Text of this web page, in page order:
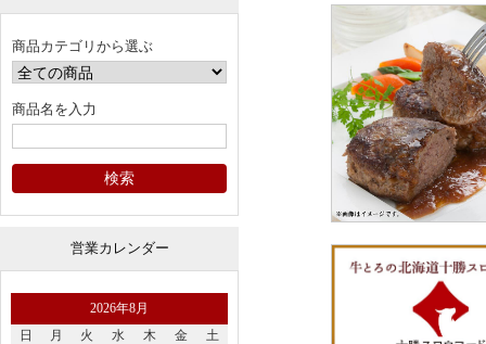
商品カテゴリから選ぶ
商品名を入力
営業カレンダー
2026年8月
日
月 火 水 木 金
土